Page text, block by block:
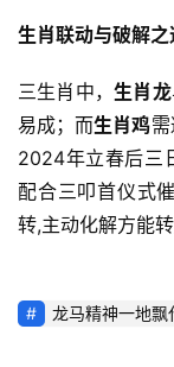
生肖联动与破解之
三生肖中，生肖龙
易成；而生肖鸡
2024年立春后三
配合三叩首仪式
转,主动化解方能转
龙马精神一地飘